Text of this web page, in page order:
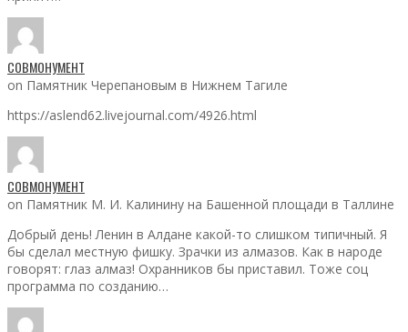
СОВМОНУМЕНТ
on Памятник Черепановым в Нижнем Тагиле
https://aslend62.livejournal.com/4926.html
СОВМОНУМЕНТ
on Памятник М. И. Калинину на Башенной площади в Таллине
Добрый день! Ленин в Алдане какой-то слишком типичный. Я
бы сделал местную фишку. Зрачки из алмазов. Как в народе
говорят: глаз алмаз! Охранников бы приставил. Тоже соц
программа по созданию…